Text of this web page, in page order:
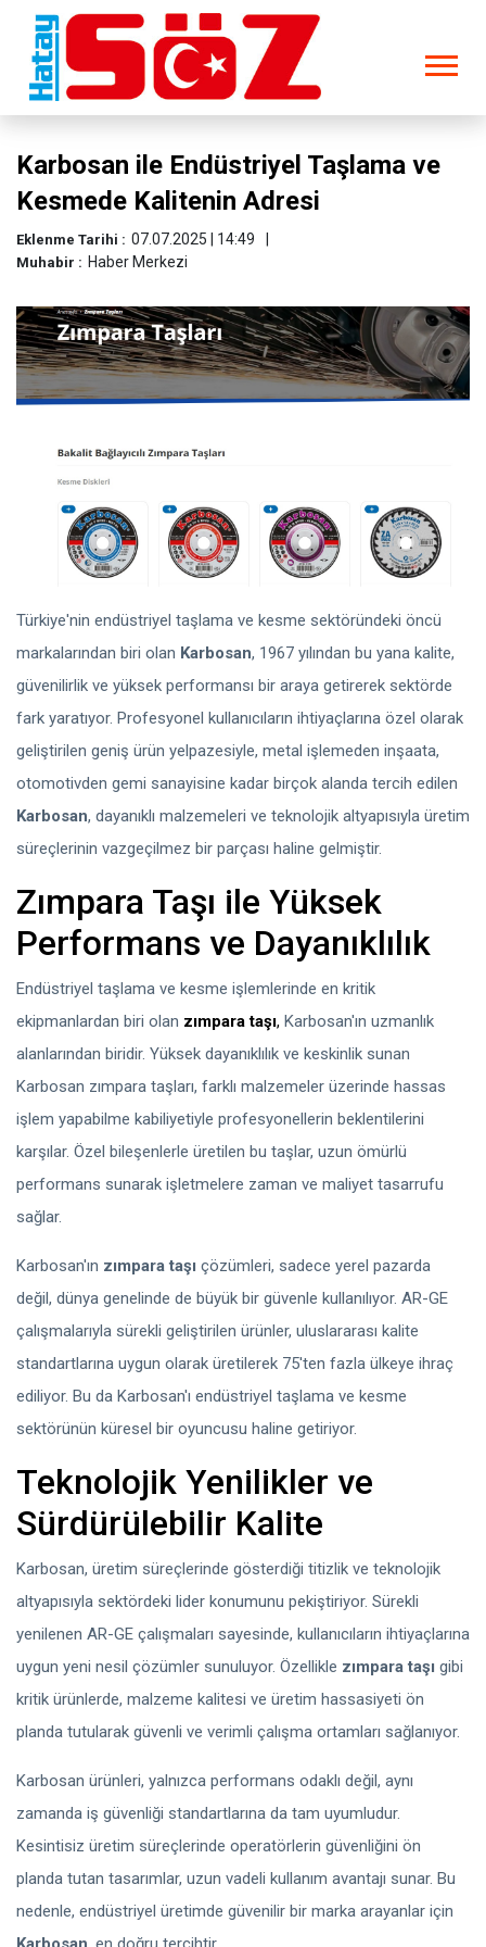
Karbosan ile Endüstriyel Taşlama ve
Kesmede Kalitenin Adresi
Eklenme Tarihi : 07.07.2025 | 14:49
Muhabir : Haber Merkezi
Türkiye'nin endüstriyel taşlama ve kesme sektöründeki öncü
markalarından biri olan Karbosan, 1967 yılından bu yana kalite,
güvenilirlik ve yüksek performansı bir araya getirerek sektörde
fark yaratıyor. Profesyonel kullanıcıların ihtiyaçlarına özel olarak
geliştirilen geniş ürün yelpazesiyle, metal işlemeden inşaata,
otomotivden gemi sanayisine kadar birçok alanda tercih edilen
Karbosan, dayanıklı malzemeleri ve teknolojik altyapısıyla üretim
süreçlerinin vazgeçilmez bir parçası haline gelmiştir.
Zımpara Taşı ile Yüksek
Performans ve Dayanıklılık
Endüstriyel taşlama ve kesme işlemlerinde en kritik
ekipmanlardan biri olan zımpara taşı, Karbosan'ın uzmanlık
alanlarından biridir. Yüksek dayanıklılık ve keskinlik sunan
Karbosan zımpara taşları, farklı malzemeler üzerinde hassas
işlem yapabilme kabiliyetiyle profesyonellerin beklentilerini
karşılar. Özel bileşenlerle üretilen bu taşlar, uzun ömürlü
performans sunarak işletmelere zaman ve maliyet tasarrufu
sağlar.
Karbosan'ın zımpara taşı çözümleri, sadece yerel pazarda
değil, dünya genelinde de büyük bir güvenle kullanılıyor. AR-GE
çalışmalarıyla sürekli geliştirilen ürünler, uluslararası kalite
standartlarına uygun olarak üretilerek 75'ten fazla ülkeye ihraç
ediliyor. Bu da Karbosan'ı endüstriyel taşlama ve kesme
sektörünün küresel bir oyuncusu haline getiriyor.
Teknolojik Yenilikler ve
Sürdürülebilir Kalite
Karbosan, üretim süreçlerinde gösterdiği titizlik ve teknolojik
altyapısıyla sektördeki lider konumunu pekiştiriyor. Sürekli
yenilenen AR-GE çalışmaları sayesinde, kullanıcıların ihtiyaçlarına
uygun yeni nesil çözümler sunuluyor. Özellikle zımpara taşı gibi
kritik ürünlerde, malzeme kalitesi ve üretim hassasiyeti ön
planda tutularak güvenli ve verimli çalışma ortamları sağlanıyor.
Karbosan ürünleri, yalnızca performans odaklı değil, aynı
zamanda iş güvenliği standartlarına da tam uyumludur.
Kesintisiz üretim süreçlerinde operatörlerin güvenliğini ön
planda tutan tasarımlar, uzun vadeli kullanım avantajı sunar. Bu
nedenle, endüstriyel üretimde güvenilir bir marka arayanlar için